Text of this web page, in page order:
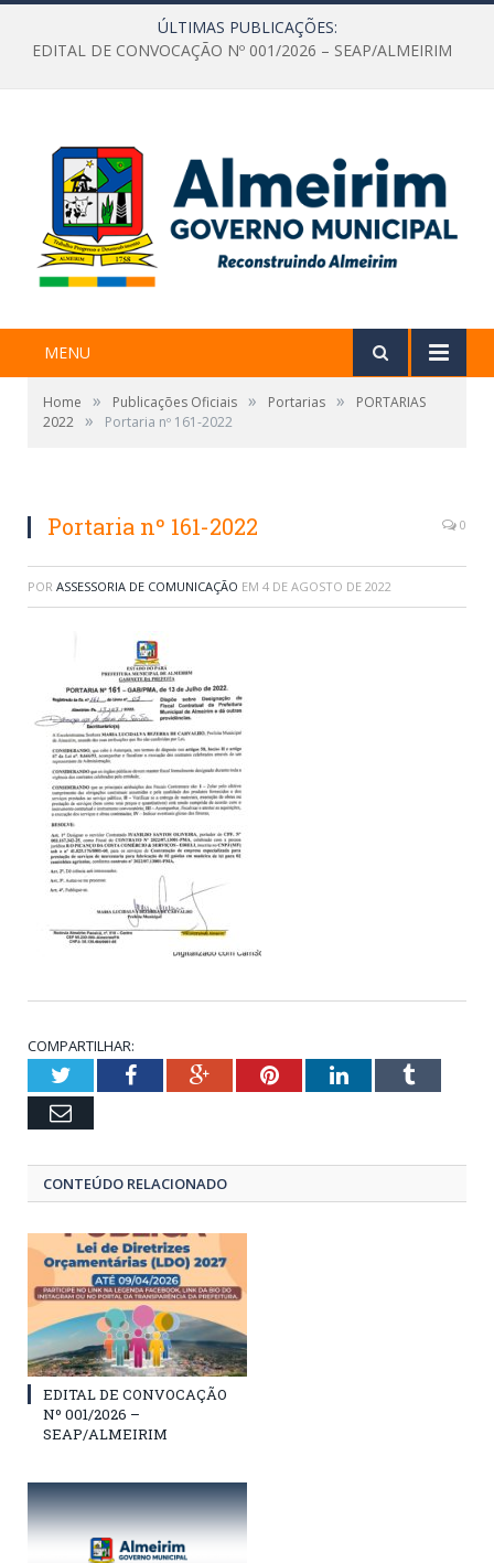
ÚLTIMAS PUBLICAÇÕES:
EDITAL DE CONVOCAÇÃO Nº 001/2026 – SEAP/ALMEIRIM
MENU
Home » Publicações Oficiais » Portarias »
PORTARIAS
2022 » Portaria nº 161-2022
Portaria nº 161-2022 0
POR ASSESSORIA DE COMUNICAÇÃO EM 4 DE AGOSTO DE 2022
COMPARTILHAR:
TwitterFacebookGoogle+PinterestLinkedInTumblr
Email
CONTEÚDO RELACIONADO
EDITAL DE CONVOCAÇÃO
Nº 001/2026 –
SEAP/ALMEIRIM